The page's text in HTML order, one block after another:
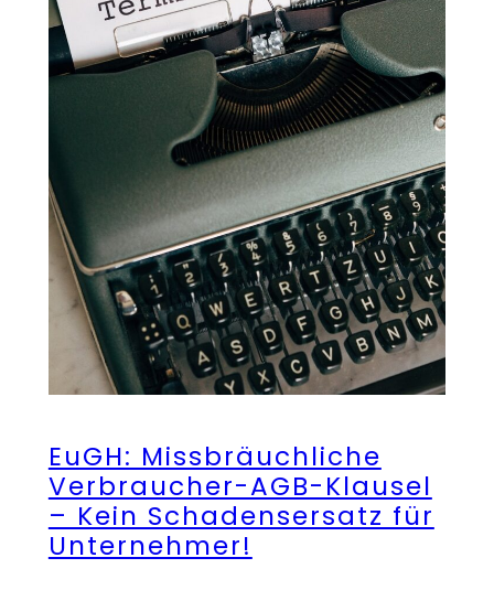
EuGH: Missbräuchliche
Verbraucher-AGB-Klausel
– Kein Schadensersatz für
Unternehmer!